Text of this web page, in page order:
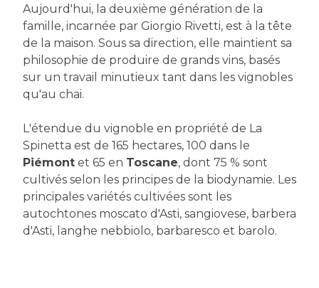
Aujourd'hui, la deuxième génération de la
famille, incarnée par Giorgio Rivetti, est à la tête
de la maison. Sous sa direction, elle maintient sa
philosophie de produire de grands vins, basés
sur un travail minutieux tant dans les vignobles
qu'au chai.
L'étendue du vignoble en propriété de La
Spinetta est de 165 hectares, 100 dans le
Piémont et 65 en Toscane, dont 75 % sont
cultivés selon les principes de la biodynamie. Les
principales variétés cultivées sont les
autochtones moscato d'Asti, sangiovese, barbera
d'Asti, langhe nebbiolo, barbaresco et barolo.